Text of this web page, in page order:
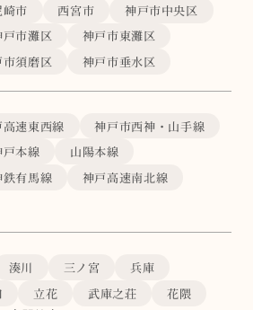
崎市 西宮市
神戸市中央区
戸市灘区
神戸市東灘区
市須磨区 神戸市垂水区
速東西線
神戸市西神・山手線
戸本線
山陽本線
鉄有馬線
神戸高速南北線
湊川 三ノ宮
兵庫
立花 武庫之荘 花隈